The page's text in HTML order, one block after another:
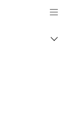
Logo, back to